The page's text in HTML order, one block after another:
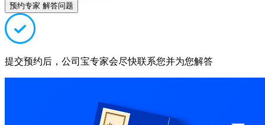
预约专家 解答问题
提交预约后，公司宝专家会尽快联系您并为您解答